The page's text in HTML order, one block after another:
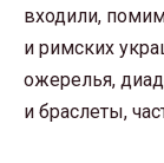
входили,
и римских
ожерелья,
и браслеты,